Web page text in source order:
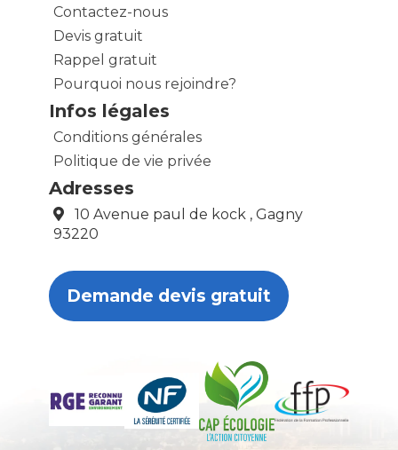
Contactez-nous
Devis gratuit
Rappel gratuit
Pourquoi nous rejoindre?
Infos légales
Conditions générales
Politique de vie privée
Adresses
10 Avenue paul de kock , Gagny
93220
Demande devis gratuit